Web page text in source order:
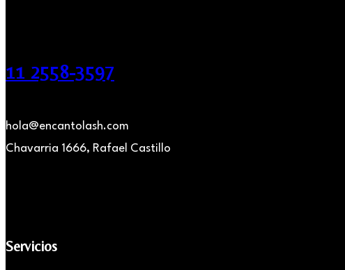
11 2558-3597
hola@encantolash.com
Chavarria 1666, Rafael Castillo
Servicios